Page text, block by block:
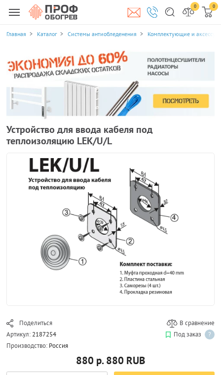
0 0
Главная Каталог Системы антиобледенения Комплектующие и
Устройство для ввода кабеля под
теплоизоляцию LEK/U/L
Поделиться
В сравнение
Артикул: 2187254 Под заказ
?
Производство: Россия
880 р. 880 RUB